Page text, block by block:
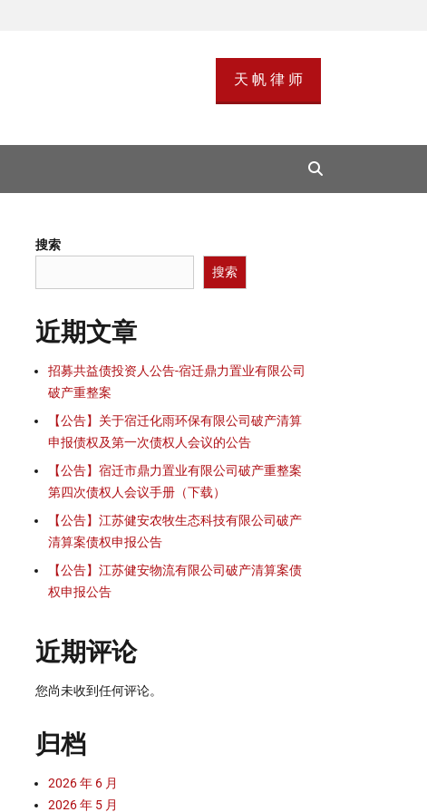
天 帆 律 师
搜索
搜索
近期文章
招募共益债投资人公告-宿迁鼎力置业有限公司
破产重整案
【公告】关于宿迁化雨环保有限公司破产清算
申报债权及第一次债权人会议的公告
【公告】宿迁市鼎力置业有限公司破产重整案
第四次债权人会议手册（下载）
【公告】江苏健安农牧生态科技有限公司破产
清算案债权申报公告
【公告】江苏健安物流有限公司破产清算案债
权申报公告
近期评论
您尚未收到任何评论。
归档
2026 年 6 月
2026 年 5 月